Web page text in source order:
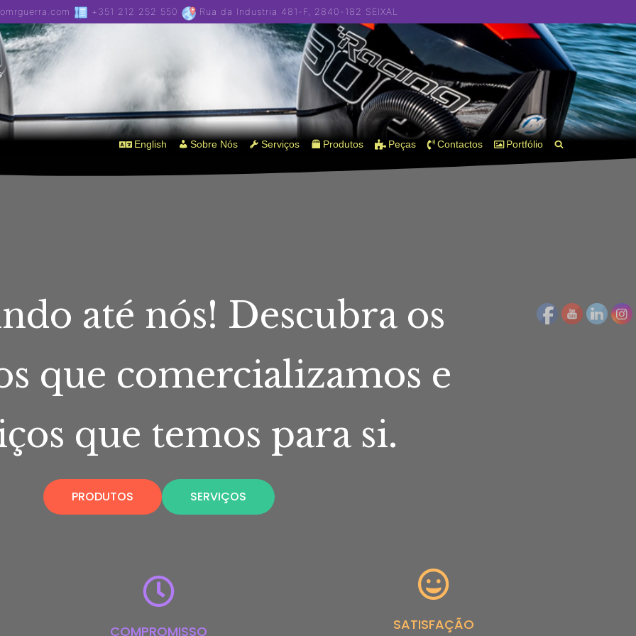
+351 212 252 550 Rua da Industria 481-F, 2840-182 SEIXAL
English Sobre Nós Serviços Produtos Peças Contactos Portfólio
até nós! Descubra os
que comercializamos e
que temos para si.
PRODUTOS SERVIÇOS
COMPROMISSO SATISFAÇÃO